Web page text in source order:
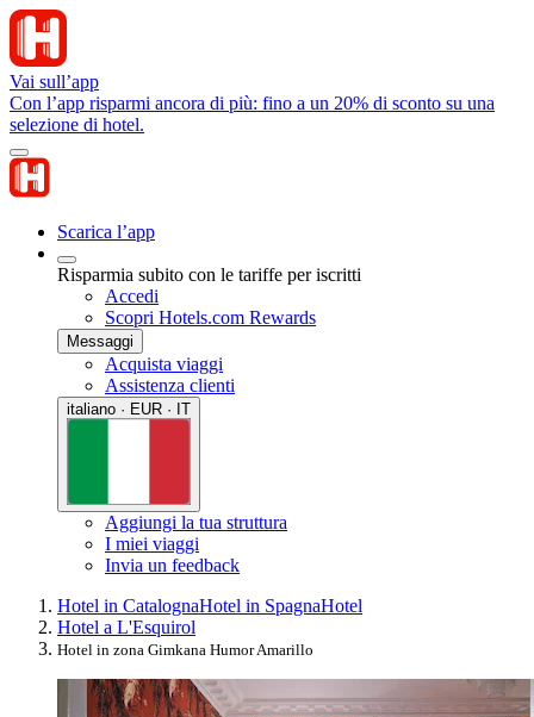
Vai sull’app
Con l’app risparmi ancora di più: fino a un 20% di sconto su una
selezione di hotel.
Scarica l’app
Risparmia subito con le tariffe per iscritti
Accedi
Scopri Hotels.com Rewards
Messaggi
Acquista viaggi
Assistenza clienti
italiano · EUR · IT
Aggiungi la tua struttura
I miei viaggi
Invia un feedback
Hotel in CatalognaHotel in SpagnaHotel
Hotel a L'Esquirol
Hotel in zona Gimkana Humor Amarillo